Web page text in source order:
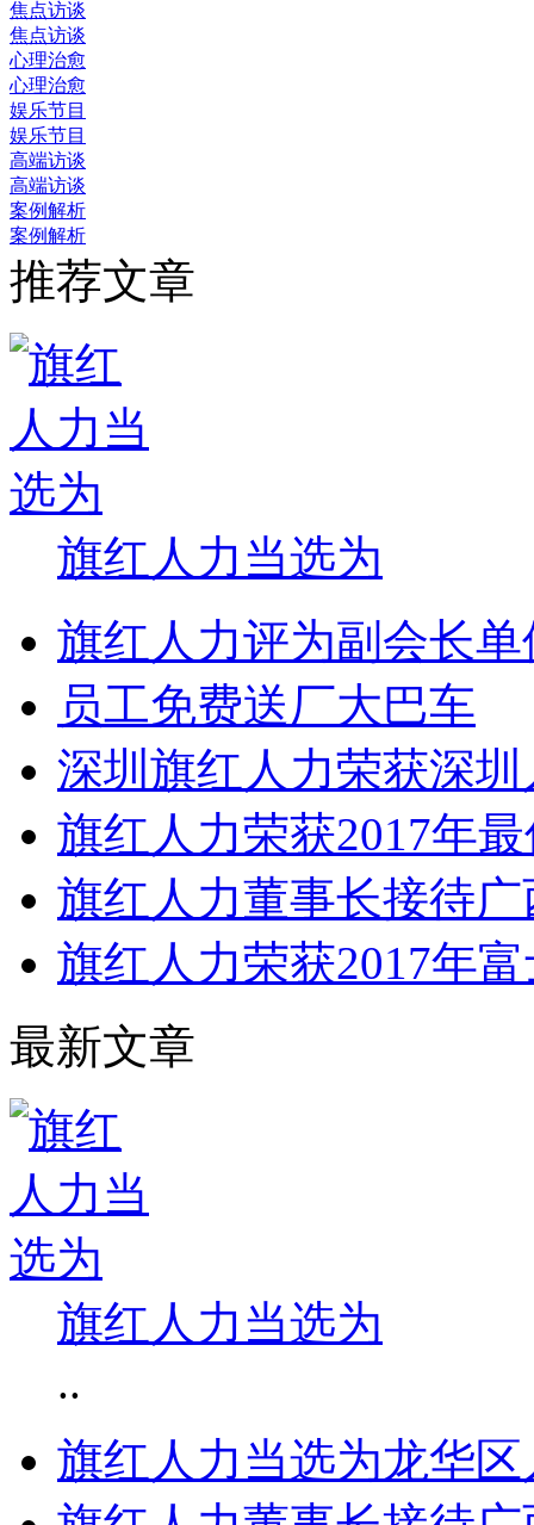
焦点访谈
焦点访谈
心理治愈
心理治愈
娱乐节目
娱乐节目
高端访谈
高端访谈
案例解析
案例解析
推荐文章
旗红人力当选为
旗红人力评为副会长单
员工免费送厂大巴车
深圳旗红人力荣获深
旗红人力荣获2017年
旗红人力董事长接待
旗红人力荣获2017年
最新文章
旗红人力当选为
..
旗红人力当选为龙华